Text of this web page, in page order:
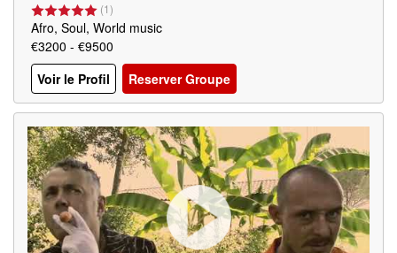
(1)
Afro, Soul, World music
€3200 - €9500
Voir le Profil
Reserver Groupe